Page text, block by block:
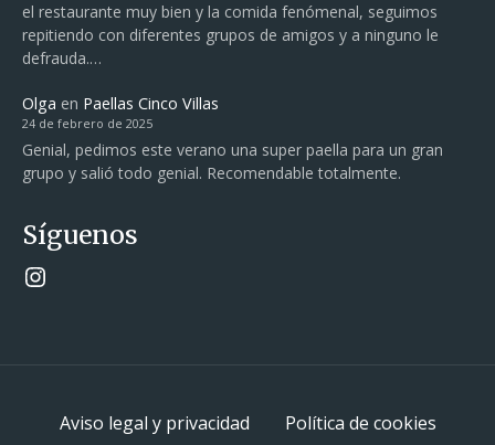
el restaurante muy bien y la comida fenómenal, seguimos
repitiendo con diferentes grupos de amigos y a ninguno le
defrauda.…
Olga en Paellas Cinco Villas
24 de febrero de 2025
Genial, pedimos este verano una super paella para un gran
grupo y salió todo genial. Recomendable totalmente.
Síguenos
Instagram
Aviso legal y privacidad Política de cookies